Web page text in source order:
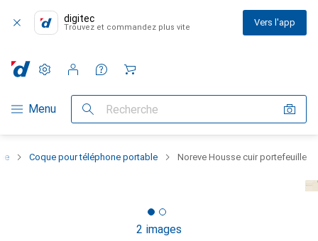
digitec
Trouvez et commandez plus vite Vers l'app
Navigation par catégorie
Menu Recherche
Paramètres
Compte client
Listes de comparaison
Listes d'envies
Panier
Coque pour téléphone portable Noreve Housse cuir portefeuille
2 images